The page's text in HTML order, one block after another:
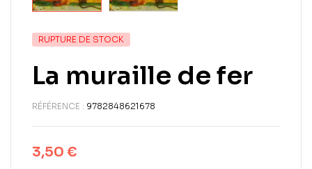
RUPTURE DE STOCK
La muraille de fer
RÉFÉRENCE : 9782848621678
3,50 €